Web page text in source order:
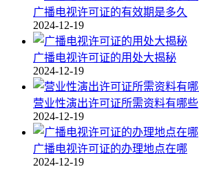
广播电视许可证的有效期是多久
2024-12-19
广播电视许可证的用处大揭秘
2024-12-19
营业性演出许可证所需资料有哪些
2024-12-19
广播电视许可证的办理地点在哪
2024-12-19